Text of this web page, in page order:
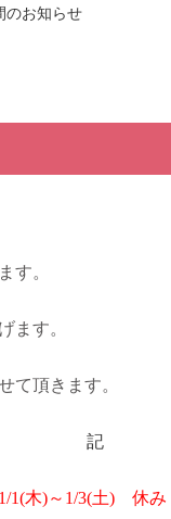
のお知らせ
す。
ます。
て頂きます。
記
1/1(木)～ 1/3(土) 休み